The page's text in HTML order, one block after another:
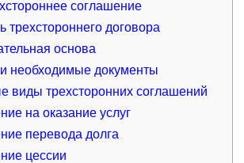
соглашение
трехстороннего договора
основа
необходимые документы
виды трехсторонних соглашений
на оказание услуг
перевода долга
цессии